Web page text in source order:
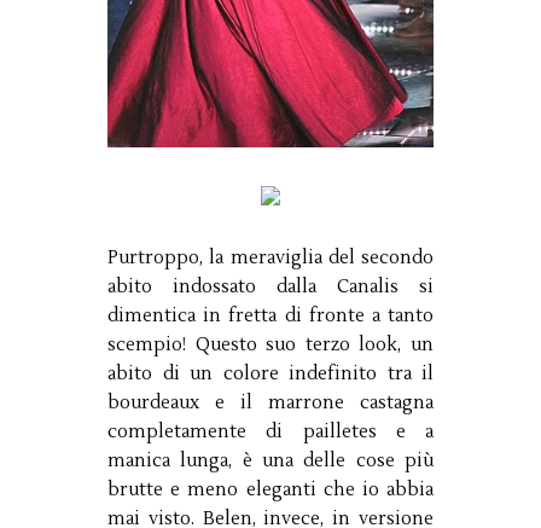
Purtroppo, la meraviglia del secondo
abito indossato dalla Canalis si
dimentica in fretta di fronte a tanto
scempio! Questo suo terzo look, un
abito di un colore indefinito tra il
bourdeaux e il marrone castagna
completamente di pailletes e a
manica lunga, è una delle cose più
brutte e meno eleganti che io abbia
mai visto. Belen, invece, in versione